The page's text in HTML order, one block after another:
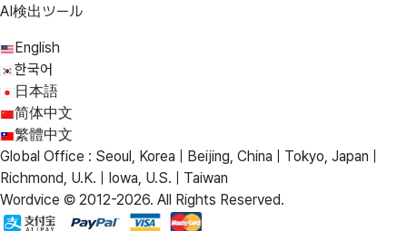
AI検出ツール
English
한국어
日本語
简体中文
繁體中文
Global Office : Seoul, Korea | Beijing, China | Tokyo, Japan |
Richmond, U.K. | Iowa, U.S. | Taiwan
Wordvice © 2012-2026. All Rights Reserved.